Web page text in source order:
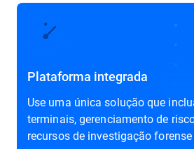
Plataforma integrada
Use uma única solução que
terminais, gerenciamento de
recursos de investigação